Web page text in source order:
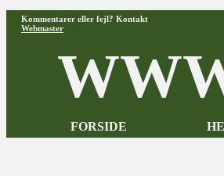
Kommentarer eller fejl? Kontakt
Webmaster
FORSIDE